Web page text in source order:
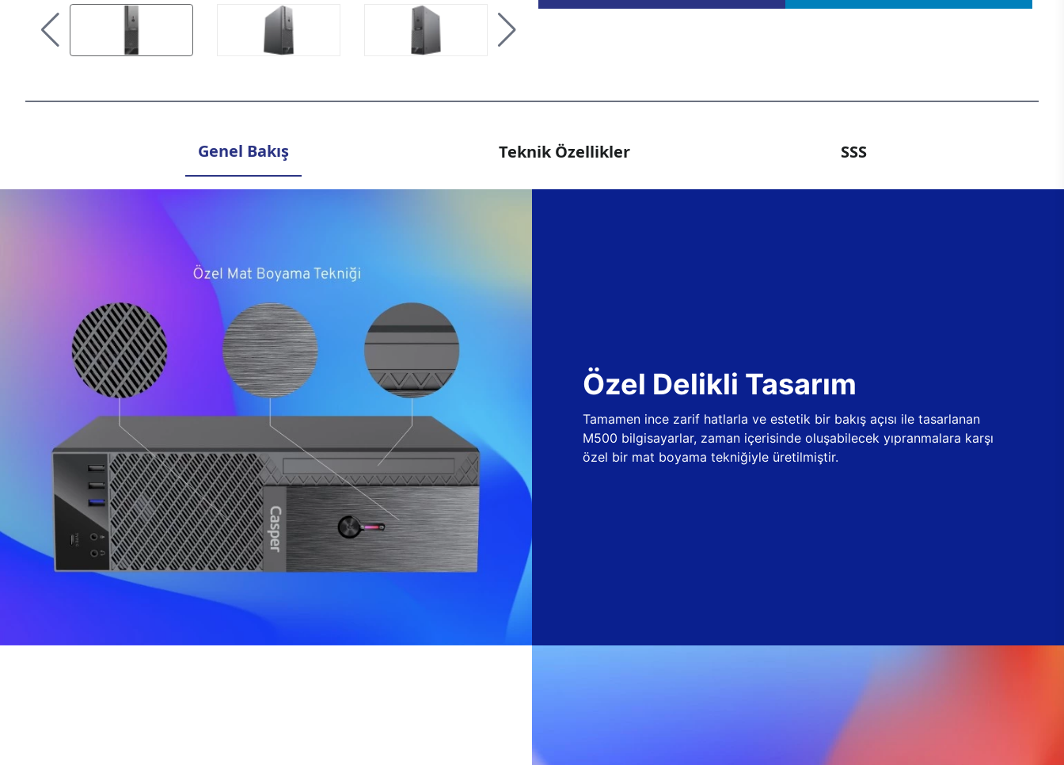
Genel Bakış Teknik Özellikler SSS
Özel Delikli Tasarım
Tamamen ince zarif hatlarla ve estetik bir bakış açısı ile tasarlanan
M500 bilgisayarlar, zaman içerisinde oluşabilecek yıpranmalara karşı
özel bir mat boyama tekniğiyle üretilmiştir.